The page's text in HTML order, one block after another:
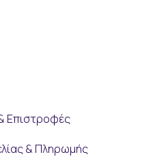
Επιστροφές
& Πληρωμής